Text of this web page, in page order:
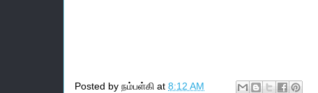
Posted by நம்பள்கி at 8:12 AM